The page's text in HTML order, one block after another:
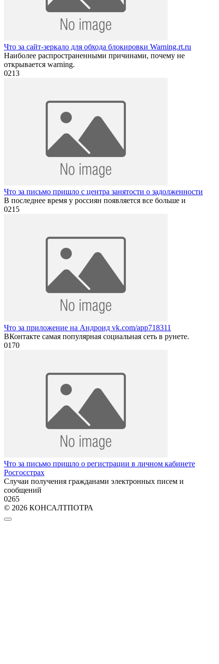
Что за сайт-зеркало для обхода блокировки Warning.rt.ru
Наиболее распространенными причинами, почему не
открывается warning.
0213
Что за письмо пришло с центра занятости о задолженности
В последнее время у россиян появляется все больше и
0215
Что за приложение на Андроид vk.com/app718311
ВКонтакте самая популярная социальная сеть в рунете.
0170
Что за письмо пришло о регистрации в личном кабинете
Росгосстрах
Случаи получения гражданами электронных писем и
сообщений
0265
© 2026 КОНСАЛТПОТРА